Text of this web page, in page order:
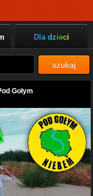
Dla dzieci
szukaj
Gołym